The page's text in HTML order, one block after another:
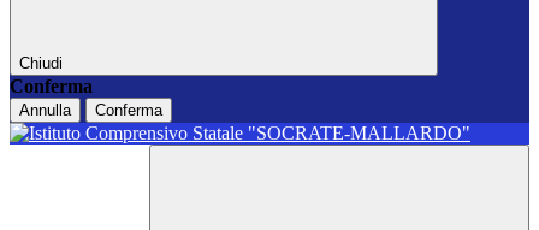
Chiudi
Conferma
Annulla Conferma